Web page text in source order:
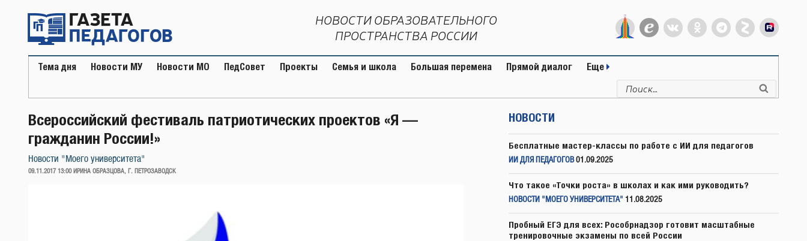
содержимому
НОВОСТИ ОБРАЗОВАТЕЛЬНОГО
ПРОСТРАНСТВА РОССИИ
Тема дня Новости МУ Новости МО ПедСовет Проекты Семья и школа Большая перемена Прямой диалог Еще
Искать:
Всероссийский фестиваль патриотических проектов «Я —
гражданин России!»
Новости "Моего университета"
ОПУБЛИКОВАНО
09.11.2017 13:00 ИРИНА ОБРАЗЦОВА, Г. ПЕТРОЗАВОДСК
НОВОСТИ
Бесплатные мастер-классы по работе с ИИ для педагогов
ИИ ДЛЯ ПЕДАГОГОВ 01.09.2025
Что такое «Точки роста» в школах и как ими руководить?
НОВОСТИ "МОЕГО УНИВЕРСИТЕТА" 11.08.2025
Пробный ЕГЭ для всех: Рособрнадзор готовит масштабные
тренировочные экзамены по всей России